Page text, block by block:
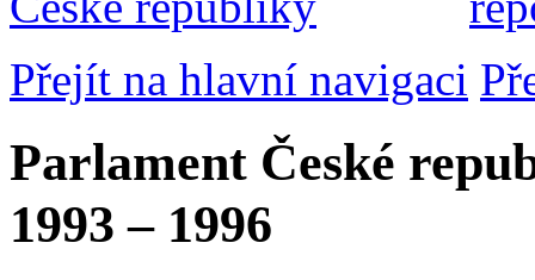
Přejít na hlavní navigaci
Parlament České
1993 – 1996